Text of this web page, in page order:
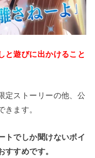
と遊びに出かけること
定ストーリーの他、公
きます。
トでしか聞けないボイ
すすめです。